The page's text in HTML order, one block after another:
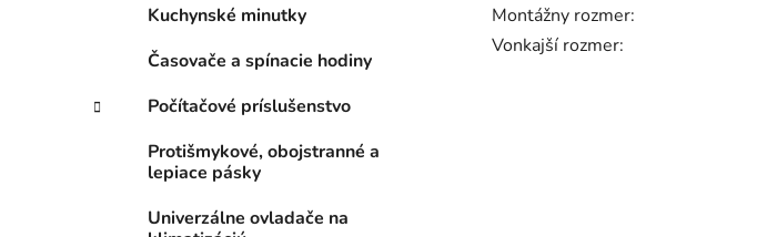
Kuchynské minutky
Časovače a spínacie hodiny
Počítačové príslušenstvo
Protišmykové, obojstranné a
lepiace pásky
Univerzálne ovladače na
Montážny rozmer:
Vonkajší rozmer: